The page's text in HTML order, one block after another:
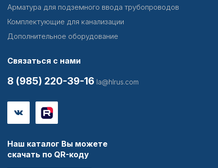
Арматура для подземного ввода трубопроводов
Комплектующие для канализации
Дополнительное оборудование
Связаться с нами
8 (985) 220-39-16 la@hlrus.com
Наш каталог Вы можете
скачать по QR-коду